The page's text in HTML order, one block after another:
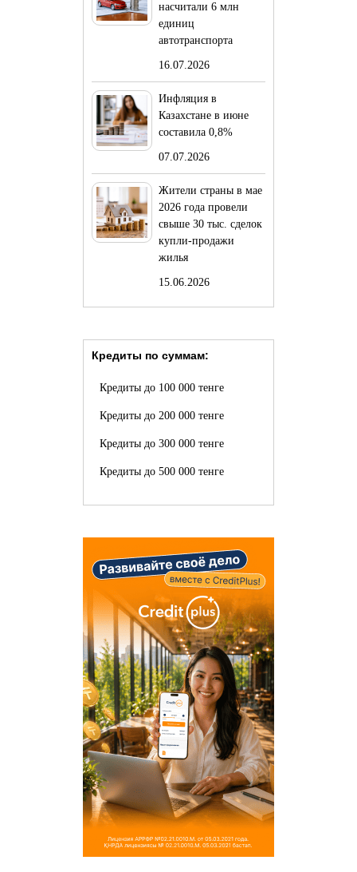
насчитали 6 млн
единиц
автотранспорта
16.07.2026
Инфляция в
Казахстане в июне
составила 0,8%
07.07.2026
Жители страны в мае
2026 года провели
свыше 30 тыс. сделок
купли-продажи
жилья
15.06.2026
Кредиты по суммам:
Кредиты до 100 000 тенге
Кредиты до 200 000 тенге
Кредиты до 300 000 тенге
Кредиты до 500 000 тенге